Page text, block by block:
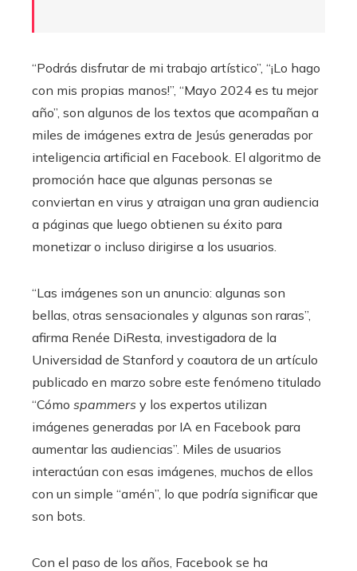
“Podrás disfrutar de mi trabajo artístico”, “¡Lo hago
con mis propias manos!”, “Mayo 2024 es tu mejor
año”, son algunos de los textos que acompañan a
miles de imágenes extra de Jesús generadas por
inteligencia artificial en Facebook. El algoritmo de
promoción hace que algunas personas se
conviertan en virus y atraigan una gran audiencia
a páginas que luego obtienen su éxito para
monetizar o incluso dirigirse a los usuarios.
“Las imágenes son un anuncio: algunas son
bellas, otras sensacionales y algunas son raras”,
afirma Renée DiResta, investigadora de la
Universidad de Stanford y coautora de un artículo
publicado en marzo sobre este fenómeno titulado
“Cómo spammers y los expertos utilizan
imágenes generadas por IA en Facebook para
aumentar las audiencias”. Miles de usuarios
interactúan con esas imágenes, muchos de ellos
con un simple “amén”, lo que podría significar que
son bots.
Con el paso de los años, Facebook se ha